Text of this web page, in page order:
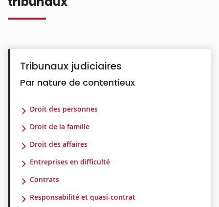
Tribunaux judiciaires
Par nature de contentieux
Droit des personnes
Droit de la famille
Droit des affaires
Entreprises en difficulté
Contrats
Responsabilité et quasi-contrat